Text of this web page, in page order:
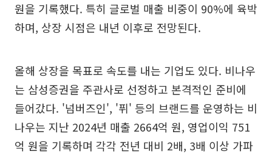
원을 기록했다. 특히 글로벌 매출 비중이 90%에 육박
하며, 상장 시점은 내년 이후로 전망된다.
올해 상장을 목표로 속도를 내는 기업도 있다. 비나우
는 삼성증권을 주관사로 선정하고 본격적인 준비에
들어갔다. '넘버즈인', '퓌' 등의 브랜드를 운영하는 비
나우는 지난 2024년 매출 2664억 원, 영업이익 751
억 원을 기록하며 각각 전년 대비 2배, 3배 이상 가파